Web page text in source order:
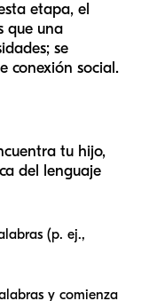
etapa, el
que una
se
conexión social.
tu hijo,
del lenguaje
(p. ej.,
y comienza